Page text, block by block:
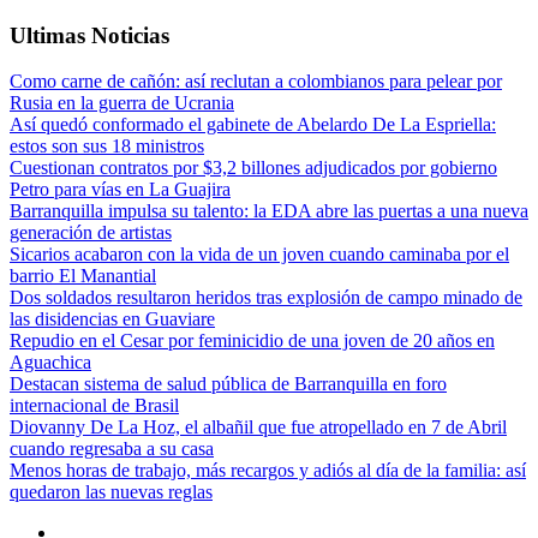
Ultimas Noticias
Como carne de cañón: así reclutan a colombianos para pelear por
Rusia en la guerra de Ucrania
Así quedó conformado el gabinete de Abelardo De La Espriella:
estos son sus 18 ministros
Cuestionan contratos por $3,2 billones adjudicados por gobierno
Petro para vías en La Guajira
Barranquilla impulsa su talento: la EDA abre las puertas a una nueva
generación de artistas
Sicarios acabaron con la vida de un joven cuando caminaba por el
barrio El Manantial
Dos soldados resultaron heridos tras explosión de campo minado de
las disidencias en Guaviare
Repudio en el Cesar por feminicidio de una joven de 20 años en
Aguachica
Destacan sistema de salud pública de Barranquilla en foro
internacional de Brasil
Diovanny De La Hoz, el albañil que fue atropellado en 7 de Abril
cuando regresaba a su casa
Menos horas de trabajo, más recargos y adiós al día de la familia: así
quedaron las nuevas reglas